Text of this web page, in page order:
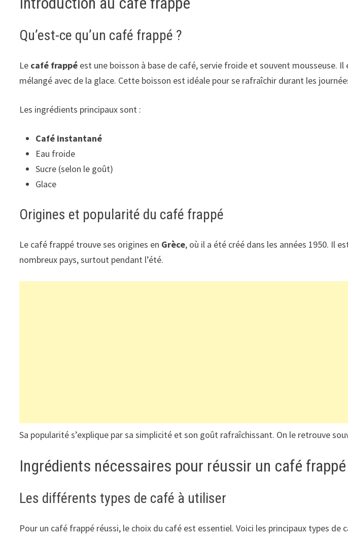
Qu’est-ce qu’un café frappé ?
Le café frappé est une boisson à base de café, servie froide et souvent mousseuse.
mélangé avec de la glace. Cette boisson est idéale pour se rafraîchir durant les
Les ingrédients principaux sont :
Café instantané
Eau froide
Sucre (selon le goût)
Glace
Origines et popularité du café frappé
Le café frappé trouve ses origines en Grèce, où il a été créé dans les années 1950. Il
nombreux pays, surtout pendant l’été.
Sa popularité s’explique par sa simplicité et son goût rafraîchissant. On le retrouve
Ingrédients nécessaires pour réussir un café frappé
Les différents types de café à utiliser
Pour un café frappé réussi, le choix du café est essentiel. Voici les principaux types de